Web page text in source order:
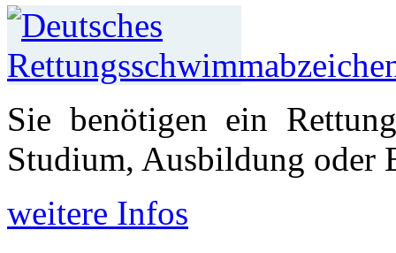
Sie benötigen ein
Studium, Aus­bildung oder
weitere Infos